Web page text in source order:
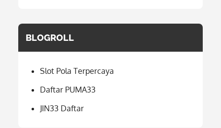
BLOGROLL
Slot Pola Terpercaya
Daftar PUMA33
JIN33 Daftar